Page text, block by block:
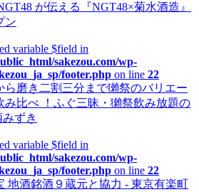
が伝える『NGT48×菊水酒造』
ン
variable $field in
sakezou.com/wp-
footer.php on line 22
ら磨き二割三分まで獺祭のバリエー
み比べ ！ふぐ三昧・獺祭飲み放題の
ずき
variable $field in
sakezou.com/wp-
footer.php on line 22
地酒銘酒９蔵元と協力 - 東京有楽町